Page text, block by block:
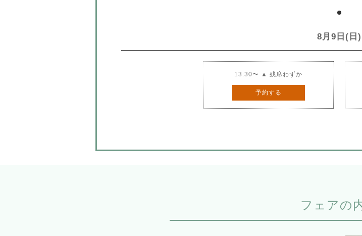
8月9日(日)
13:30〜 ▲ 残席わずか
予約する
フェアの